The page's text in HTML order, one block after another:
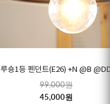
루숑1등 펜던트(E26) +N @B
99,000원
45,000원